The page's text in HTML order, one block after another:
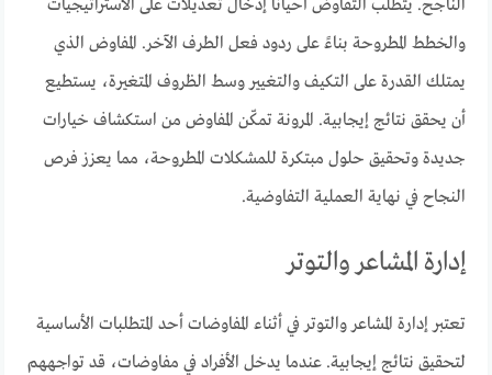
الناجح. يتطلب التفاوض أحياناً إدخال تعديلات على الاستراتيجيات
والخطط المطروحة بناءً على ردود فعل الطرف الآخر. المفاوض الذي
يمتلك القدرة على التكيف والتغيير وسط الظروف المتغيرة، يستطيع
أن يحقق نتائج إيجابية. المرونة تمكّن المفاوض من استكشاف خيارات
جديدة وتحقيق حلول مبتكرة للمشكلات المطروحة، مما يعزز فرص
النجاح في نهاية العملية التفاوضية.
إدارة المشاعر والتوتر
تعتبر إدارة المشاعر والتوتر في أثناء المفاوضات أحد المتطلبات الأساسية
لتحقيق نتائج إيجابية. عندما يدخل الأفراد في مفاوضات، قد تواجههم